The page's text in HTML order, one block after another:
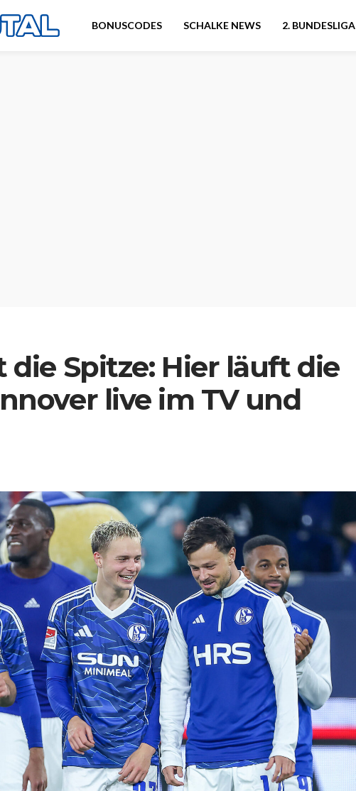
BONUSCODES SCHALKE NEWS 2. BUNDESLIGA
die Spitze: Hier läuft die
live im TV und